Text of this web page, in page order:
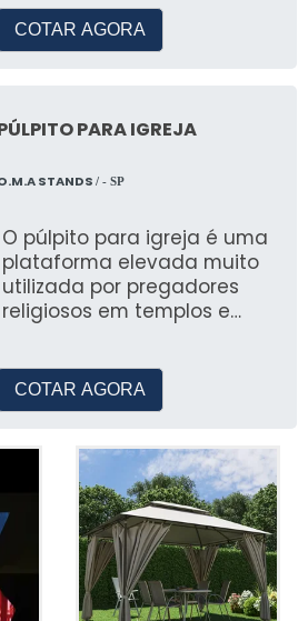
no Pacote
áudio e vídeo influenciam
DE
UMA
DE
Serviços Profissionais
qualidade e eficiência,
do orçamento.
contrataram serviços
maior satisfação e
COTAR AGORA
PARA IGREJA
STANDS / - SP
O púlpito para igreja é uma
plataforma elevada muito
utilizada por pregadores
religiosos em templos e
COTAR AGORA